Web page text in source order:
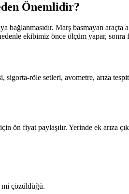
Önemlidir?
bağlanmasıdır. Marş basmayan
ekibimiz önce ölçüm yapar, sonra
röle setleri, avometre, arıza
ön fiyat paylaşılır. Yerinde ek arıza
mi çözüldüğü.